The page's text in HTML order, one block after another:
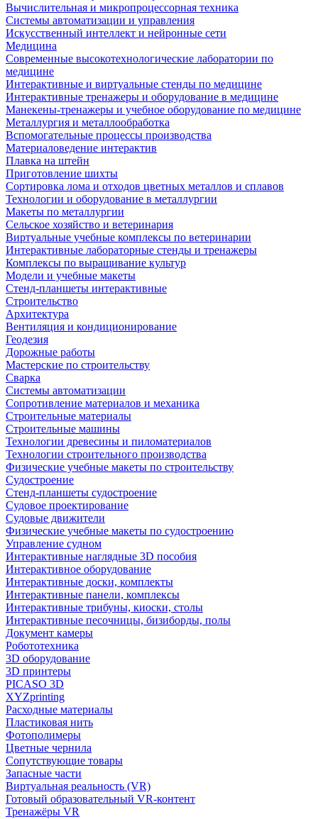
Вычислительная и микропроцессорная техника
Системы автоматизации и управления
Искусственный интеллект и нейронные сети
Медицина
Современные высокотехнологические лаборатории по
медицине
Интерактивные и виртуальные стенды по медицине
Интерактивные тренажеры и оборудование в медицине
Манекены-тренажеры и учебное оборудование по медицине
Металлургия и металлообработка
Вспомогательные процессы производства
Материаловедение интерактив
Плавка на штейн
Приготовление шихты
Сортировка лома и отходов цветных металлов и сплавов
Технологии и оборудование в металлургии
Макеты по металлургии
Сельское хозяйство и ветеринария
Виртуальные учебные комплексы по ветеринарии
Интерактивные лабораторные стенды и тренажеры
Комплексы по выращивание культур
Модели и учебные макеты
Стенд-планшеты интерактивные
Строительство
Архитектура
Вентиляция и кондиционирование
Геодезия
Дорожные работы
Мастерские по строительству
Сварка
Системы автоматизации
Сопротивление материалов и механика
Строительные материалы
Строительные машины
Технологии древесины и пиломатериалов
Технологии строительного производства
Физические учебные макеты по строительству
Судостроение
Стенд-планшеты судостроение
Судовое проектирование
Судовые движители
Физические учебные макеты по судостроению
Управление судном
Интерактивные наглядные 3D пособия
Интерактивное оборудование
Интерактивные доски, комплекты
Интерактивные панели, комплексы
Интерактивные трибуны, киоски, столы
Интерактивные песочницы, бизиборды, полы
Документ камеры
Робототехника
3D оборудование
3D принтеры
PICASO 3D
XYZprinting
Расходные материалы
Пластиковая нить
Фотополимеры
Цветные чернила
Сопутствующие товары
Запасные части
Виртуальная реальность (VR)
Готовый образовательный VR-контент
Тренажёры VR